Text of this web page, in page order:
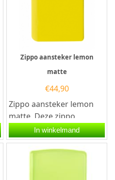
Zippo aansteker lemon
matte
€44,90
Zippo aansteker lemon
matte. Deze zippo
aansteker heeft een felle
gele coating met een...
In winkelmand